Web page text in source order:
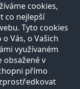
cookies,
co nejlepší
Tyto cookies
Vás, o Vašich
využívaném
obsažené v
přímo